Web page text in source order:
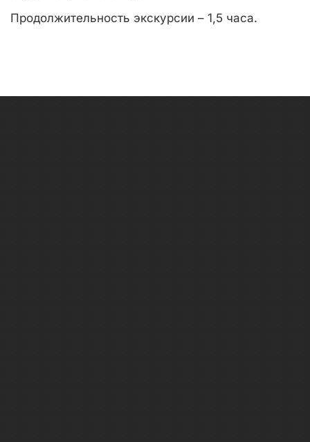
Продолжительность экскурсии – 1,5 часа.